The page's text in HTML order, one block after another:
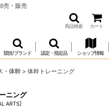
売・販売
商品検索 カート
競技/ブランド 認定・指定品 ショップ情報
・体幹 > 体幹トレーニング
ニング
ARTS]